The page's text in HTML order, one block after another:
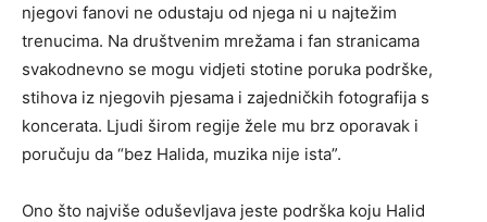
njegovi fanovi ne odustaju od njega ni u najtežim
trenucima. Na društvenim mrežama i fan stranicama
svakodnevno se mogu vidjeti stotine poruka podrške,
stihova iz njegovih pjesama i zajedničkih fotografija s
koncerata. Ljudi širom regije žele mu brz oporavak i
poručuju da “bez Halida, muzika nije ista”.
Ono što najviše oduševljava jeste podrška koju Halid